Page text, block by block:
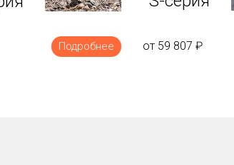
Подробнее от 59 807 ₽